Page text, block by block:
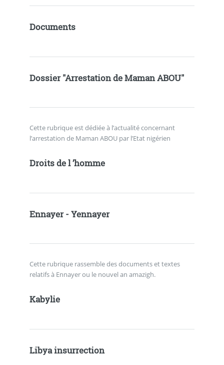
Documents
Dossier "Arrestation de Maman ABOU"
Cette rubrique est dédiée à l’actualité concernant
l’arrestation de Maman ABOU par l’Etat nigérien
Droits de l ’homme
Ennayer - Yennayer
Cette rubrique rassemble des documents et textes
relatifs à Ennayer ou le nouvel an amazigh.
Kabylie
Libya insurrection